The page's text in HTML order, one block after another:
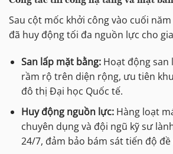
Sau cột mốc khởi công vào cuối
đã huy động tối đa nguồn lực cho
San lấp mặt bằng:Hoạt động san
rầm rộ trên diện rộng, ưu tiên
đô thị Đại học Quốc tế.
Huy động nguồn lực:Hàng loạt
chuyên dụng và đội ngũ kỹ sư
24/7, đảm bảo bám sát tiến độ đề